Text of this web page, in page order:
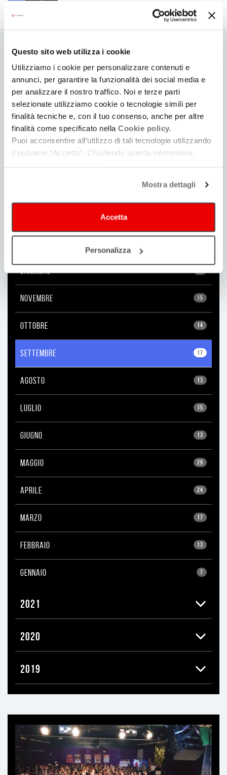
Questo sito web utilizza i cookie
Utilizziamo i cookie per personalizzare contenuti e
annunci, per garantire la funzionalità dei social media e
per analizzare il nostro traffico. Noi e terze parti
selezionate utilizziamo cookie o tecnologie simili per
finalità tecniche e, con il tuo consenso, anche per altre
finalità come specificato nella Cookie policy.
Puoi acconsentire all’utilizzo di tali tecnologie utilizzando
il pulsante “Accetta”. Chiudendo questa informativa,
Mostra dettagli
Accetta
Personalizza
corrente)
ARCHIVIO
2026
2025
DICEMBRE
15
NOVEMBRE
14
OTTOBRE
17
SETTEMBRE
13
AGOSTO
15
LUGLIO
13
GIUGNO
29
MAGGIO
24
APRILE
17
MARZO
13
FEBBRAIO
7
GENNAIO
2021
2020
2019
Ti
può
interessare